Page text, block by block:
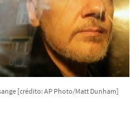
[crédito: AP Photo/Matt Dunham]